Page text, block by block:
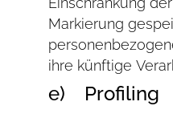
Markierung
ihre künftige
e) Profiling